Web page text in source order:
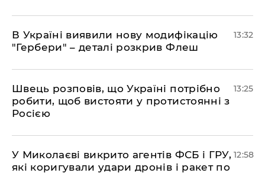
В Україні виявили нову модифікацію
"Гербери" – деталі розкрив Флеш
13:32
Швець розповів, що Україні потрібно
робити, щоб вистояти у протистоянні з
Росією
13:25
У Миколаєві викрито агентів ФСБ і ГРУ,
які коригували удари дронів і ракет по
12:58